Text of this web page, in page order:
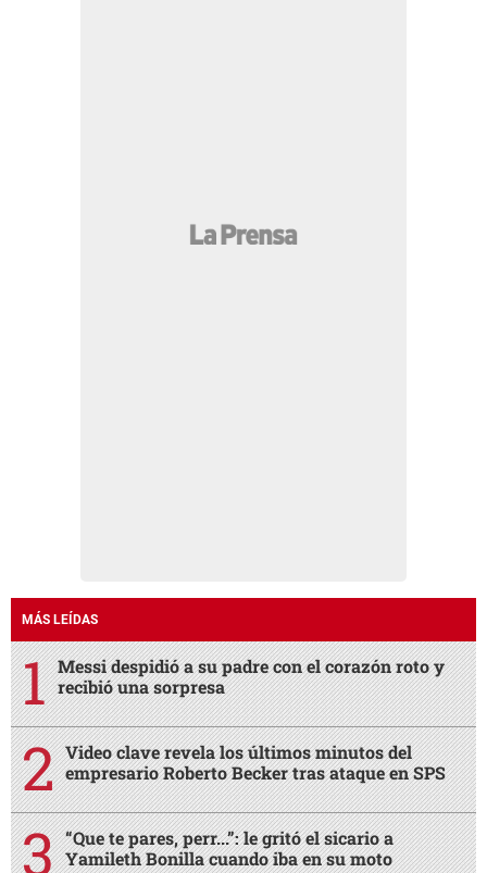
MÁS LEÍDAS
Messi despidió a su padre con el corazón roto y
recibió una sorpresa
Video clave revela los últimos minutos del
empresario Roberto Becker tras ataque en SPS
“Que te pares, perr...”: le gritó el sicario a
Yamileth Bonilla cuando iba en su moto